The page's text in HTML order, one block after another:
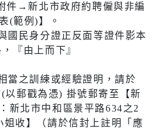
件→新北市政府約聘僱與非編
(範例)】。
國民身分證正反面等證件影本
『由上而下』
當之訓練或經驗證明，請於
以郵戳為憑) 掛號郵寄至【新
新北市中和區景平路634之2
姐收】（請於信封上註明「應